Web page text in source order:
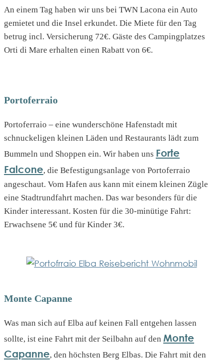
An einem Tag haben wir uns bei TWN Lacona ein Auto
gemietet und die Insel erkundet. Die Miete für den Tag
betrug incl. Versicherung 72€. Gäste des Campingplatzes
Orti di Mare erhalten einen Rabatt von 6€.
Portoferraio
Portoferraio – eine wunderschöne Hafenstadt mit
schnuckeligen kleinen Läden und Restaurants lädt zum
Bummeln und Shoppen ein. Wir haben uns Forte
Falcone, die Befestigungsanlage von Portoferraio
angeschaut. Vom Hafen aus kann mit einem kleinen Zügle
eine Stadtrundfahrt machen. Das war besonders für die
Kinder interessant. Kosten für die 30-minütige Fahrt:
Erwachsene 5€ und für Kinder 3€.
Monte Capanne
Was man sich auf Elba auf keinen Fall entgehen lassen
sollte, ist eine Fahrt mit der Seilbahn auf den Monte
Capanne, den höchsten Berg Elbas. Die Fahrt mit den